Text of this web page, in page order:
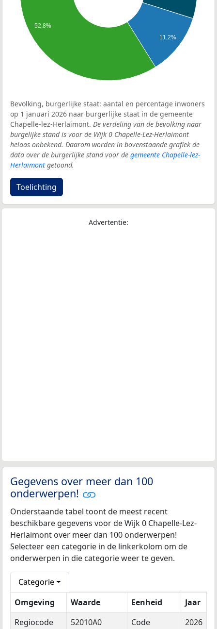
11,2%
52,8%
Bevolking, burgerlijke staat: aantal en percentage inwoners
op 1 januari 2026 naar burgerlijke staat in de gemeente
Chapelle-lez-Herlaimont. De verdeling van de bevolking naar
burgelijke stand is voor de Wijk 0 Chapelle-Lez-Herlaimont
helaas onbekend. Daarom worden in bovenstaande grafiek de
data over de burgerlijke stand voor de gemeente Chapelle-lez-
Herlaimont getoond.
Toelichting
Advertentie:
Gegevens over meer dan 100
onderwerpen!
Onderstaande tabel toont de meest recent
beschikbare gegevens voor de Wijk 0 Chapelle-Lez-
Herlaimont over meer dan 100 onderwerpen!
Selecteer een categorie in de linkerkolom om de
onderwerpen in die categorie weer te geven.
Categorie
Omgeving
Waarde Eenheid
Jaar
Regiocode
52010A0 Code 2026